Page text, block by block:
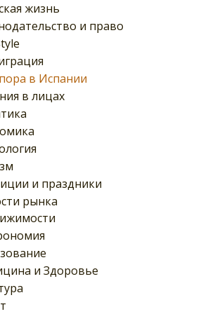
жизнь
и право
в Испании
в лицах
и праздники
рынка
и Здоровье